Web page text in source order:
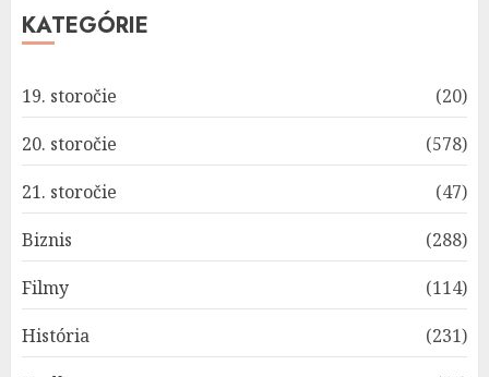
KATEGÓRIE
19. storočie
(20)
20. storočie
(578)
21. storočie
(47)
Biznis
(288)
Filmy
(114)
História
(231)